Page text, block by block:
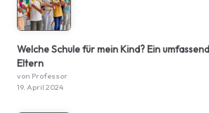
Welche Schule für mein Kind? Ein
Eltern
von Professor
19. April 2024